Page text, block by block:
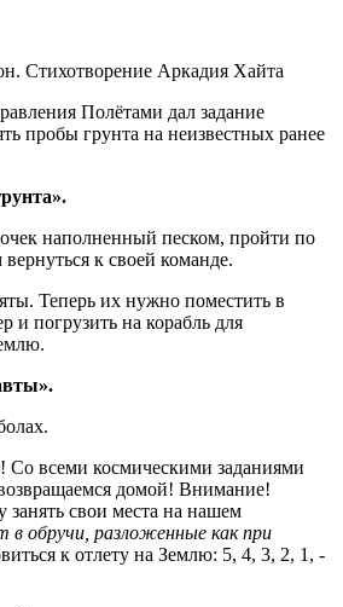
Стихотворение Аркадия Хайта
Полётами дал задание
пробы грунта на неизвестных ранее
наполненный песком, пройти по
к своей команде.
Теперь их нужно поместить в
и погрузить на корабль для
всеми космическими заданиями
домой! Внимание!
свои места на нашем
в обручи, разложенные как при
к отлету на Землю: 5, 4, 3, 2, 1, -